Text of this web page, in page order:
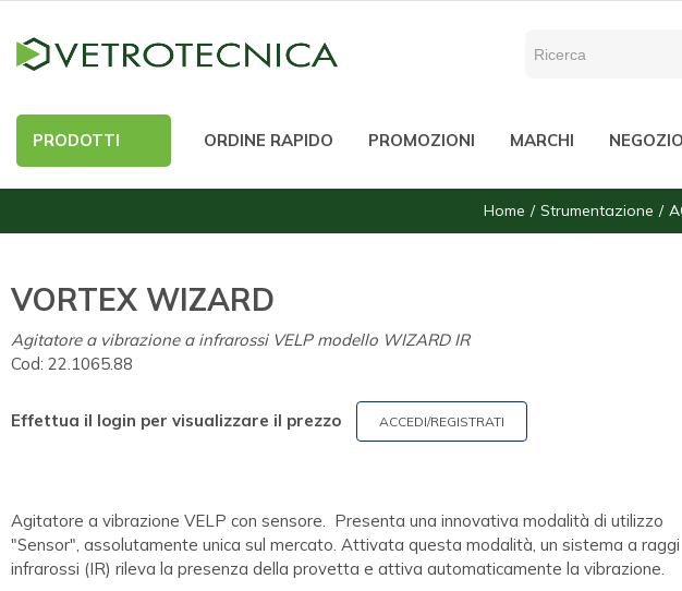
PRODOTTI ORDINE RAPIDO PROMOZIONI MARCHI
Home Strumentazione
VORTEX WIZARD
Agitatore a vibrazione a infrarossi VELP modello WIZARD IR
Cod: 22.1065.88
Effettua il login per visualizzare il prezzo ACCEDI/REGISTRATI
Agitatore a vibrazione VELP con sensore. Presenta una innovativa modalità di utilizzo
"Sensor", assolutamente unica sul mercato. Attivata questa modalità, un sistema a raggi
infrarossi (IR) rileva la presenza della provetta e attiva automaticamente la vibrazione.